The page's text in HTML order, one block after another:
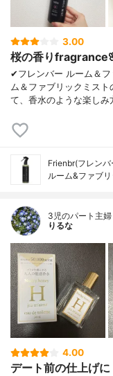
3.00
桜の香り
✔︎フレンバー ルーム＆
ム＆ファブリックミス
て、香水のような楽し
Frienbr(フレンバ
ルーム&ファブ
3児のパート主婦
りるな
4.00
デート前の仕上げに